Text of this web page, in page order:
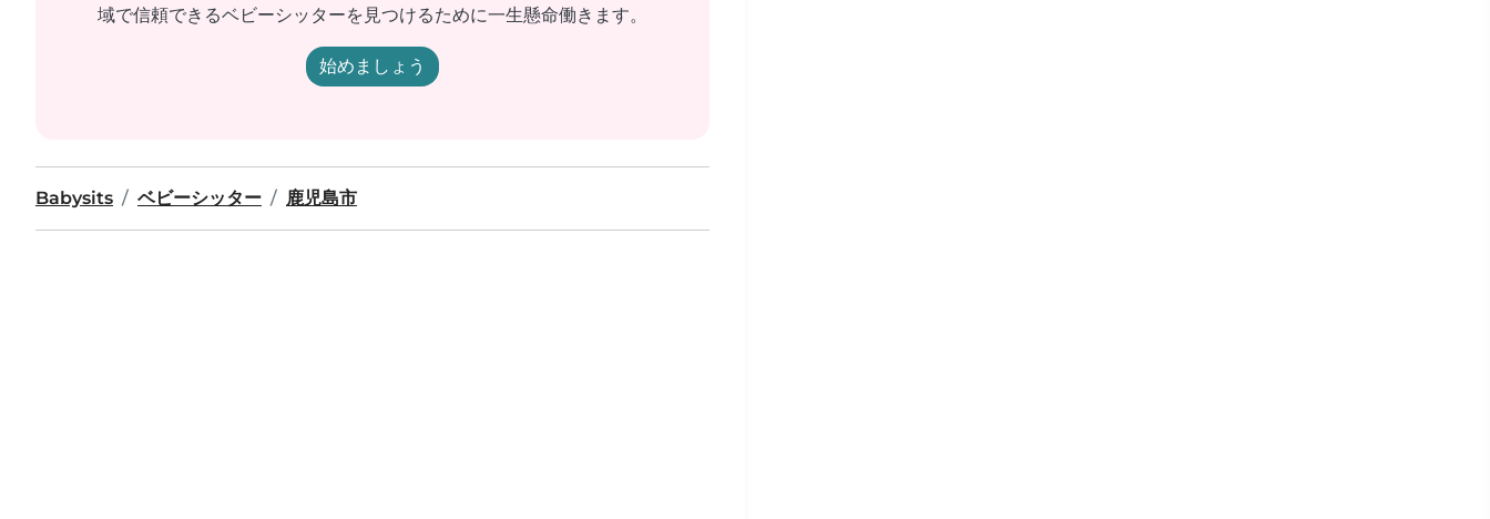
域で信頼できるベビーシッターを見つけるために一生懸命働きます。
始めましょう
Babysits ベビーシッター 鹿児島市